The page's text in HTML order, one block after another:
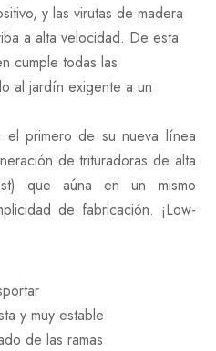
y las virutas de madera
a alta velocidad. De esta
cumple todas las
al jardín exigente a un
primero de su nueva línea
de trituradoras de alta
que aúna en un mismo
de fabricación. ¡Low-
y muy estable
de las ramas